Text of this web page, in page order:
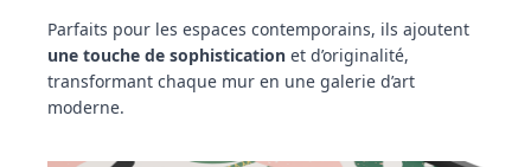
Parfaits pour les espaces contemporains, ils ajoutent
une touche de sophistication et d’originalité,
transformant chaque mur en une galerie d’art
moderne.